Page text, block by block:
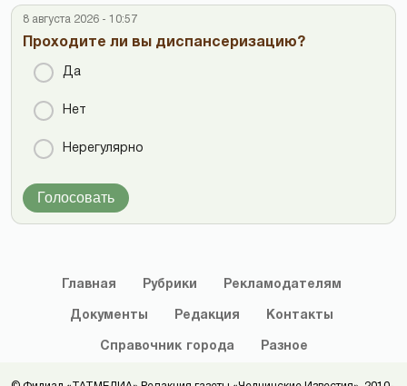
8 августа 2026 - 10:57
Проходите ли вы диспансеризацию?
Да
Нет
Нерегулярно
Голосовать
Главная Рубрики Рекламодателям
Документы Редакция Контакты
Справочник города Разное